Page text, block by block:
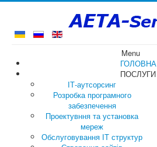
Menu
ГОЛОВНА
ПОСЛУГИ
ІТ-аутсорсинг
Розробка програмного
забезпечення
Проектувння та установка
мереж
Обслуговування ІТ структур